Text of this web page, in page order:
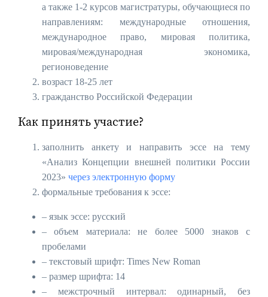
а также 1-2 курсов магистратуры, обучающиеся по
направлениям: международные отношения,
международное право, мировая политика,
мировая/международная экономика,
регионоведение
возраст 18-25 лет
гражданство Российской Федерации
Как принять участие?
заполнить анкету и направить эссе на тему
«Анализ Концепции внешней политики России
2023» через электронную форму
формальные требования к эссе:
– язык эссе: русский
– объем материала: не более 5000 знаков с
пробелами
– текстовый шрифт: Times New Roman
– размер шрифта: 14
– межстрочный интервал: одинарный, без